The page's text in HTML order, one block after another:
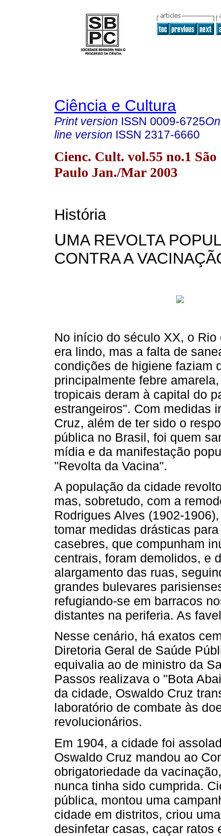
Ciência e Cultura
Print version ISSN 0009-6725
line version ISSN 2317-6660
Cienc. Cult. vol.55 no.1 São
Paulo Jan./Mar 2003
História
UMA REVOLTA
CONTRA A
No início do século XX, o Rio
era lindo, mas a falta de
condições de higiene faziam
principalmente febre
tropicais deram à capital do
estrangeiros". Com medidas
Cruz, além de ter sido o
pública no Brasil, foi quem
mídia e da manifestação
"Revolta da Vacina".
A população da cidade
mas, sobretudo, com a
Rodrigues Alves (1902-
tomar medidas drásticas
casebres, que compunham
centrais, foram demolidos, e
alargamento das ruas,
grandes bulevares
refugiando-se em barracos
distantes na periferia. As
Nesse cenário, há exatos
Diretoria Geral de Saúde
equivalia ao de ministro da
Passos realizava o "Bota
da cidade, Oswaldo Cruz
laboratório de combate às
revolucionários.
Em 1904, a cidade foi
Oswaldo Cruz mandou ao
obrigatoriedade da
nunca tinha sido cumprida.
pública, montou uma
cidade em distritos, criou
desinfetar casas, caçar ratos